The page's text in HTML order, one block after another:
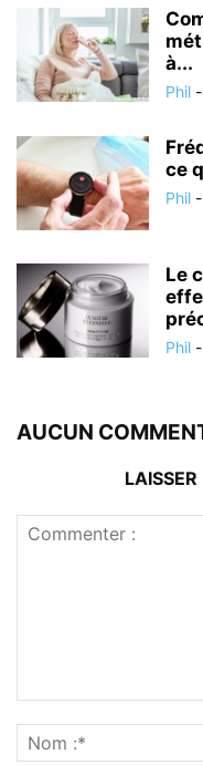
à...
Phil -
ce
Phil -
Le
Phil -
AUCUN